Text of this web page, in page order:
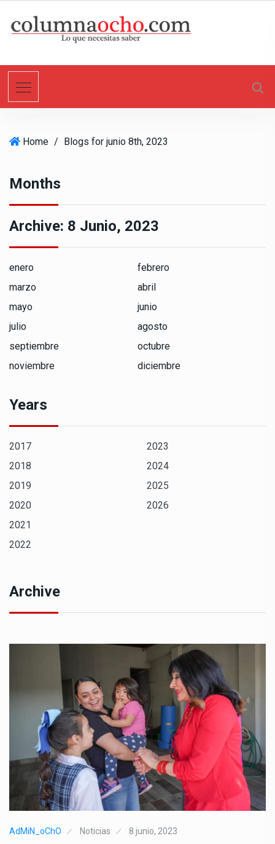
t
Home / Blogs for junio 8th, 2023
Months
Archive: 8 Junio, 2023
enero
febrero
marzo
abril
mayo
junio
julio
agosto
septiembre
octubre
noviembre
diciembre
Years
2017
2018
2019
2020
2021
2022
2023
2024
2025
2026
Archive
AdMiN_oChO Noticias 8 junio, 2023